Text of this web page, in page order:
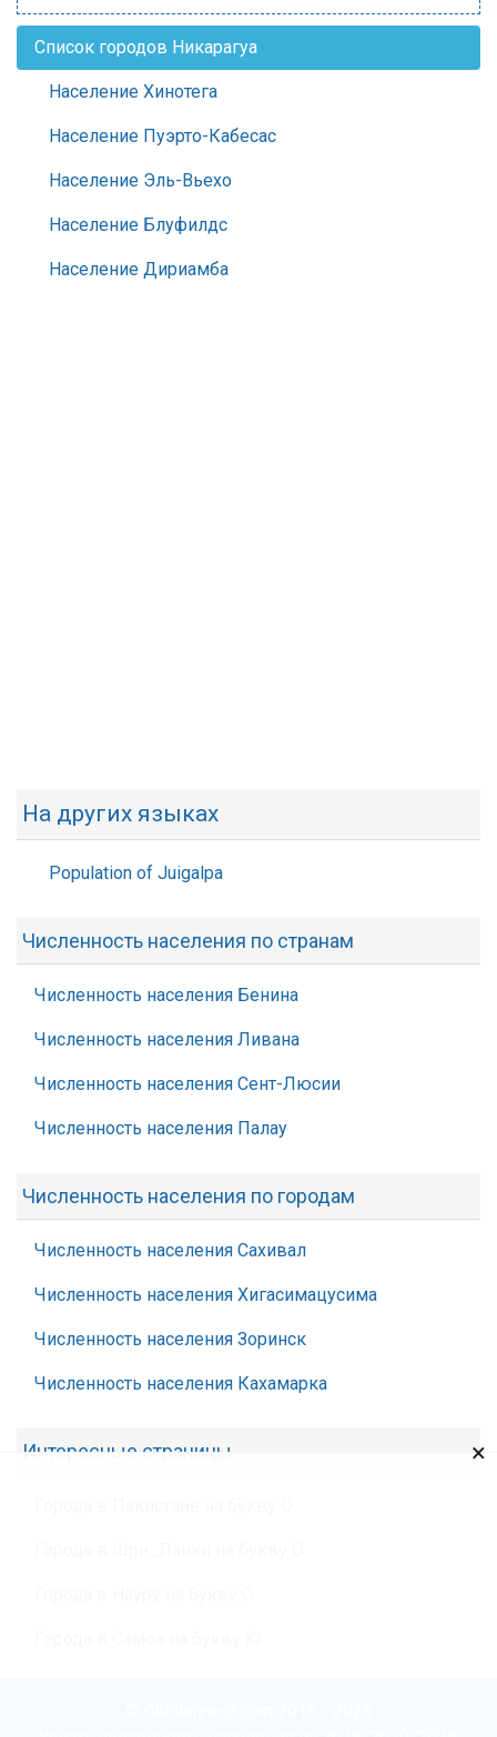
Список городов Никарагуа
Население Хинотега
Население Пуэрто-Кабесас
Население Эль-Вьехо
Население Блуфилдс
Население Дириамба
На других языках
Population of Juigalpa
Численность населения по странам
Численность населения Бенина
Численность населения Ливана
Численность населения Сент-Люсии
Численность населения Палау
Численность населения по городам
Численность населения Сахивал
Численность населения Хигасимацусима
Численность населения Зоринск
Численность населения Кахамарка
Интересные страницы ×